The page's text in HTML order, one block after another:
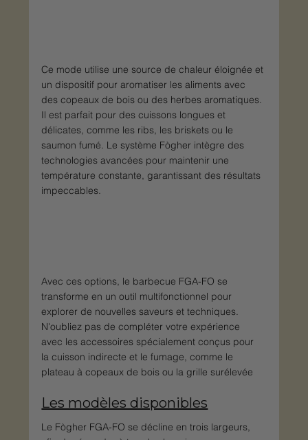
Ce mode utilise une source de chaleur éloignée et
un dispositif pour aromatiser les aliments avec
des copeaux de bois ou des herbes aromatiques.
Il est parfait pour des cuissons longues et
délicates, comme les ribs, les briskets ou le
saumon fumé. Le système Fògher intègre des
technologies avancées pour maintenir une
température constante, garantissant des résultats
impeccables.
Avec ces options, le barbecue FGA-FO se
transforme en un outil multifonctionnel pour
explorer de nouvelles saveurs et techniques.
N'oubliez pas de compléter votre expérience
avec les accessoires spécialement conçus pour
la cuisson indirecte et le fumage, comme le
plateau à copeaux de bois ou la grille surélevée​
Les modèles disponibles
Le Fògher FGA-FO se décline en trois largeurs,